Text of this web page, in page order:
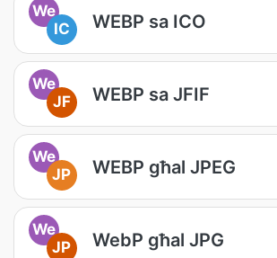
We
IC
WEBP sa ICO
We
JF
WEBP sa JFIF
We
JP
WEBP għal JPEG
We
JP
WebP għal JPG